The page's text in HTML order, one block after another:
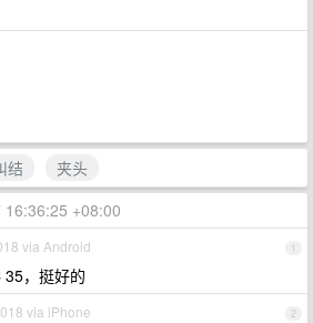
结
夹头
+08:00
1
via Android
，挺好的
2
via iPhone